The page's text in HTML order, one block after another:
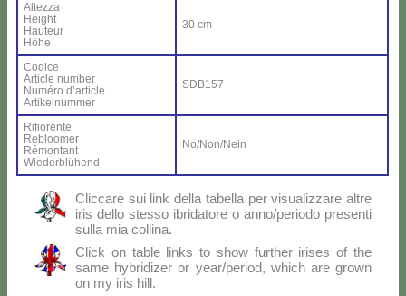
Al­tez­za
Height
Hau­teur
Hö­he
30 cm
Co­di­ce
Ar­ti­cle num­ber
Nu­mé­ro d’ar­ti­cle
Ar­ti­kel­num­mer
SDB157
Ri­fio­ren­te
Re­bloo­mer
Ré­mon­tant
Wie­der­blü­hend
No/Non/Nein
Clic­ca­re sui link del­la ta­bel­la per vi­sua­liz­za­re al­tre
iris del­lo stes­so ibri­da­to­re o anno/periodo pre­sen­ti
sul­la mia col­li­na.
Click on ta­ble links to show fur­ther iri­ses of the
sa­me hy­bri­di­zer or year/period, which are gro­wn
on my iris hill.